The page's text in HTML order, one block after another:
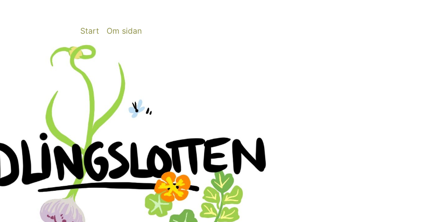
Start Om sidan